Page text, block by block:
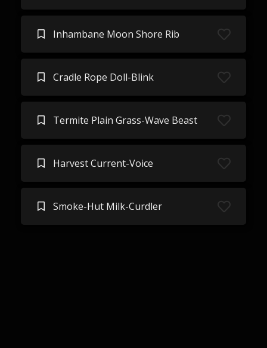
Inhambane Moon Shore Rib
Cradle Rope Doll-Blink
Termite Plain Grass-Wave Beast
Harvest Current-Voice
Smoke-Hut Milk-Curdler